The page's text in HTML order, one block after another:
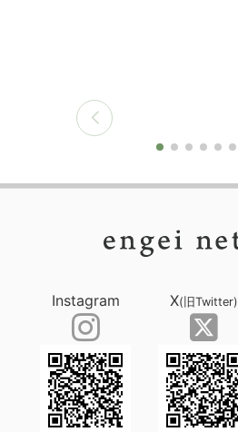
Instagram X(旧Twitter)